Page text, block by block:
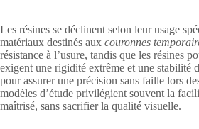
Les résines se déclinent selon leur usage
matériaux destinés aux couronnes
résistance à l’usure, tandis que les résines
exigent une rigidité extrême et une stabilité
pour assurer une précision sans faille lors
modèles d’étude privilégient souvent la
maîtrisé, sans sacrifier la qualité visuelle.